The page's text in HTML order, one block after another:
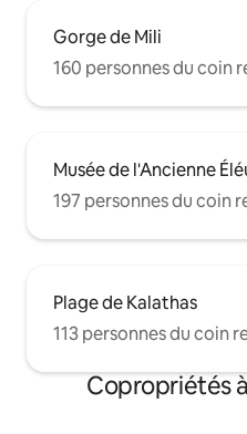
Gorge de Mili
160 personnes du coin
Musée de l'Ancienne
197 personnes du coin
Plage de Kalathas
113 personnes du coin
Copropriétés